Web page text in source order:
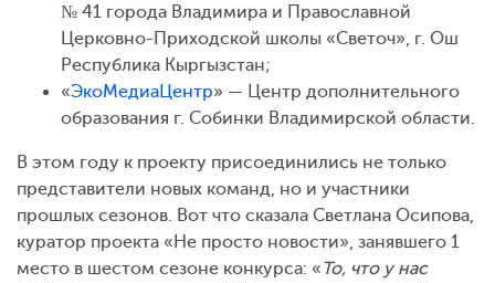
№ 41 города Владимира и Православной
Церковно-Приходской школы «Светоч», г. Ош
Республика Кыргызстан;
«ЭкоМедиаЦентр» — Центр дополнительного
образования г. Собинки Владимирской области.
В этом году к проекту присоединились не только
представители новых команд, но и участники
прошлых сезонов. Вот что сказала Светлана Осипова,
куратор проекта «Не просто новости», занявшего 1
место в шестом сезоне конкурса: « То, что у нас